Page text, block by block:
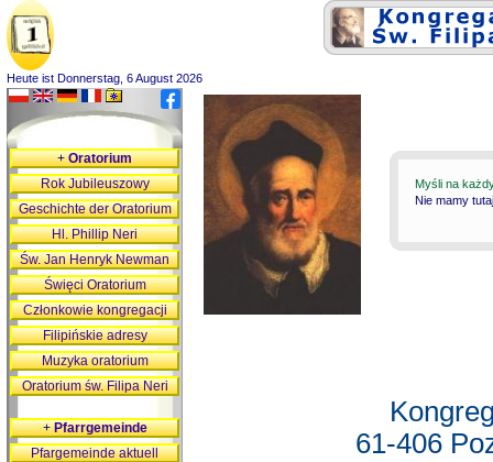
Heute ist Donnerstag, 6 August 2026
Myśli na
Nie mamy
61-406
+Oratorium
Rok Jubileuszowy
Geschichte der Oratorium
Hl. Phillip Neri
Św. Jan Henryk Newman
Święci Oratorium
Członkowie kongregacji
Filipińskie adresy
Muzyka oratorium
Oratorium św. Filipa Neri
+Pfarrgemeinde
Pfargemeinde aktuell